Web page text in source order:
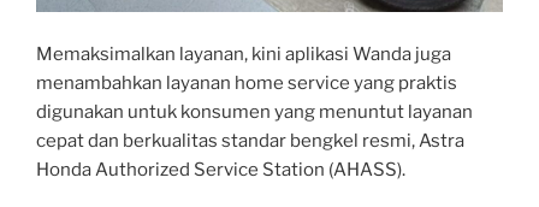
Memaksimalkan layanan, kini aplikasi Wanda juga
menambahkan layanan home service yang praktis
digunakan untuk konsumen yang menuntut layanan
cepat dan berkualitas standar bengkel resmi, Astra
Honda Authorized Service Station (AHASS).